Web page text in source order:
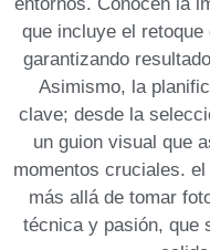
que incluye el
garantizando
Asimismo, la‍
clave; ‍desde la
un guion ‍visual‌ que
⁣momentos‌ cruciales.
más allá de tomar
técnica ​y pasión, que